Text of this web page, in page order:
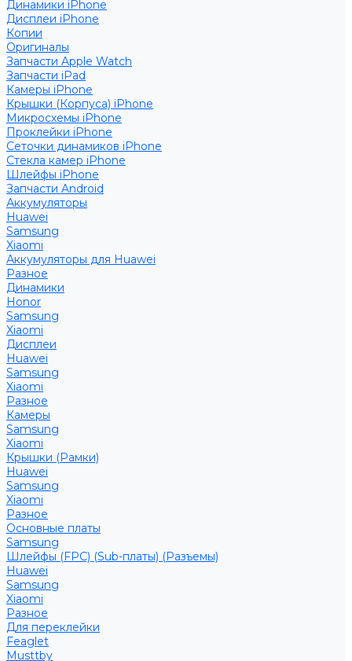
Динамики iPhone
Дисплеи iPhone
Копии
Оригиналы
Запчасти Apple Watch
Запчасти iPad
Камеры iPhone
Крышки (Корпуса) iPhone
Микросхемы iPhone
Проклейки iPhone
Сеточки динамиков iPhone
Стекла камер iPhone
Шлейфы iPhone
Запчасти Android
Аккумуляторы
Huawei
Samsung
Xiaomi
Аккумуляторы для Huawei
Разное
Динамики
Honor
Samsung
Xiaomi
Дисплеи
Huawei
Samsung
Xiaomi
Разное
Камеры
Samsung
Xiaomi
Крышки (Рамки)
Huawei
Samsung
Xiaomi
Разное
Основные платы
Samsung
Шлейфы (FPC) (Sub-платы) (Разъемы)
Huawei
Samsung
Xiaomi
Разное
Для переклейки
Feaglet
Musttby